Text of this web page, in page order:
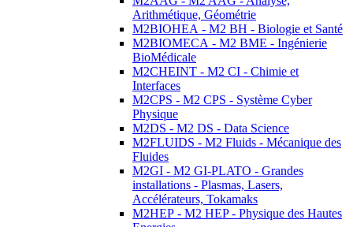
Arithmétique, Géométrie
M2BIOHEA - M2 BH - Biologie et Santé
M2BIOMECA - M2 BME - Ingénierie
BioMédicale
M2CHEINT - M2 CI - Chimie et
Interfaces
M2CPS - M2 CPS - Système Cyber
Physique
M2DS - M2 DS - Data Science
M2FLUIDS - M2 Fluids - Mécanique des
Fluides
M2GI - M2 GI-PLATO - Grandes
installations - Plasmas, Lasers,
Accélérateurs, Tokamaks
M2HEP - M2 HEP - Physique des Hautes